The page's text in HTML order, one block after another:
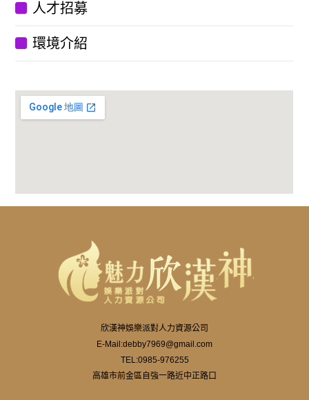
人才招募
環境介紹
欣漢神娛樂派對人力資源公司
E-Mail:debby7969@gmail.com
TEL:0985-976255
高雄市前金區自強一路近中正路口